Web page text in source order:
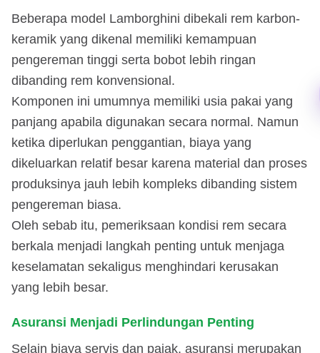
Beberapa model Lamborghini dibekali rem karbon-
keramik yang dikenal memiliki kemampuan
pengereman tinggi serta bobot lebih ringan
dibanding rem konvensional.
Komponen ini umumnya memiliki usia pakai yang
panjang apabila digunakan secara normal. Namun
ketika diperlukan penggantian, biaya yang
dikeluarkan relatif besar karena material dan proses
produksinya jauh lebih kompleks dibanding sistem
pengereman biasa.
Oleh sebab itu, pemeriksaan kondisi rem secara
berkala menjadi langkah penting untuk menjaga
keselamatan sekaligus menghindari kerusakan
yang lebih besar.
Asuransi Menjadi Perlindungan Penting
Selain biaya servis dan pajak, asuransi merupakan